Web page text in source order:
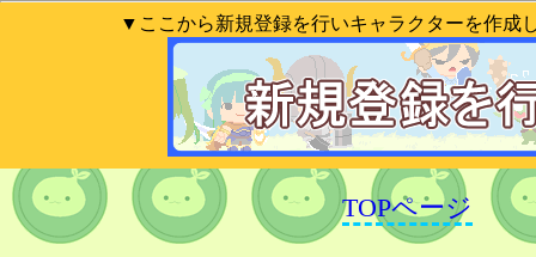
▼ここから新規登録を行いキャラクターを作成
TOPページ